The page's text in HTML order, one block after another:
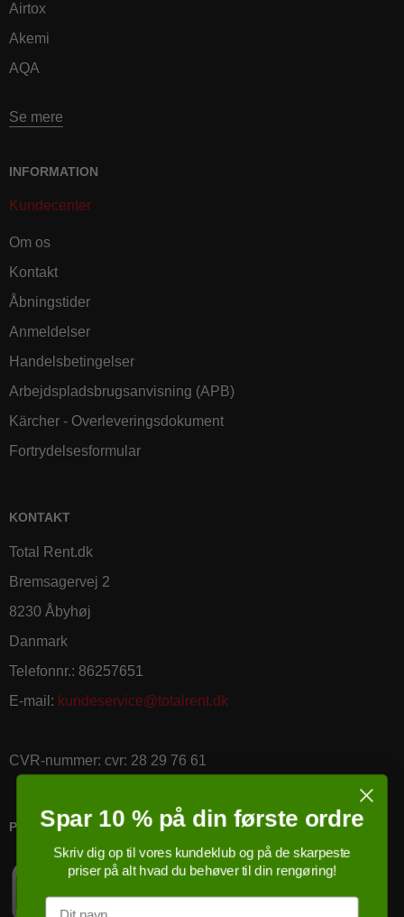
Airtox
Akemi
AQA
Se mere
INFORMATION
Kundecenter
Om os
Kontakt
Åbningstider
Anmeldelser
Handelsbetingelser
Arbejdspladsbrugsanvisning (APB)
Kärcher - Overleveringsdokument
Fortrydelsesformular
KONTAKT
Total Rent.dk
Bremsagervej 2
8230 Åbyhøj
Danmark
Telefonnr.: 86257651
E-mail : kundeservice@totalrent.dk
CVR-nummer: cvr: 28 29 76 61
PRICERUNNER KØBSGARANTI
Spar 10 % på din første ordre
Skriv dig op til vores kundeklub og på de skarpeste
priser på alt hvad du behøver til din rengøring!
Navn